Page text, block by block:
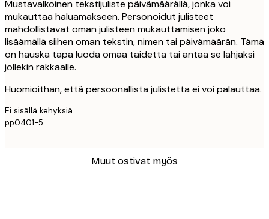
Mustavalkoinen tekstijuliste päivämäärällä, jonka voi
mukauttaa haluamakseen. Personoidut julisteet
mahdollistavat oman julisteen mukauttamisen joko
lisäämällä siihen oman tekstin, nimen tai päivämäärän. Tämä
on hauska tapa luoda omaa taidetta tai antaa se lahjaksi
jollekin rakkaalle.
Huomioithan, että persoonallista julistetta ei voi palauttaa.
Ei sisällä kehyksiä.
pp0401-5
Muut ostivat myös